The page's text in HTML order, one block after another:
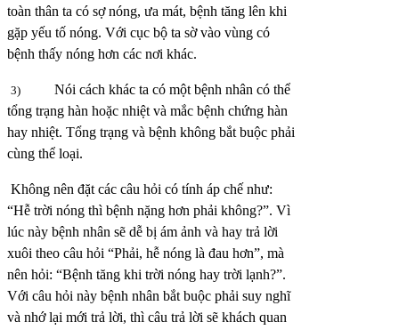
toàn thân ta có sợ nóng, ưa mát, bệnh tăng lên khi
gặp yếu tố nóng. Với cục bộ ta sờ vào vùng có
bệnh thấy nóng hơn các nơi khác.
3)
Nói cách khác ta có một bệnh nhân có thể
tổng trạng hàn hoặc nhiệt và mắc bệnh chứng hàn
hay nhiệt. Tổng trạng và bệnh không bắt buộc phải
cùng thể loại.
Không nên đặt các câu hỏi có tính áp chế như:
“Hễ trời nóng thì bệnh nặng hơn phải không?”. Vì
lúc này bệnh nhân sẽ dễ bị ám ảnh và hay trả lời
xuôi theo câu hỏi “Phải, hễ nóng là đau hơn”, mà
nên hỏi: “Bệnh tăng khi trời nóng hay trời lạnh?”.
Với câu hỏi này bệnh nhân bắt buộc phải suy nghĩ
và nhớ lại mới trả lời, thì câu trả lời sẽ khách quan